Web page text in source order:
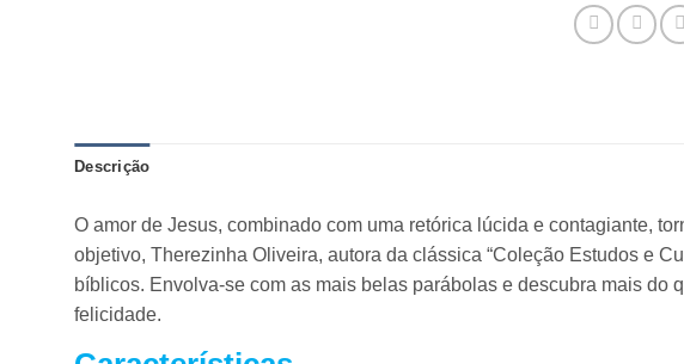
Descrição
O amor de Jesus, combinado com uma retórica lúcida e contagiante,
objetivo, Therezinha Oliveira, autora da clássica “Coleção Estudos e
bíblicos. Envolva-se com as mais belas parábolas e descubra mais
felicidade.